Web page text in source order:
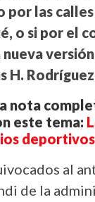
por las
o si por el
H.
nota
este tema:
al
de la